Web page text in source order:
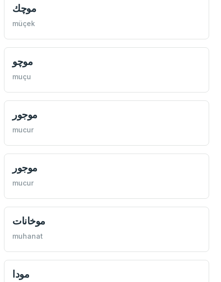
موچك
müçek
موچو
muçu
موجور
mucur
موجور
mucur
موخانات
muhanat
مودا